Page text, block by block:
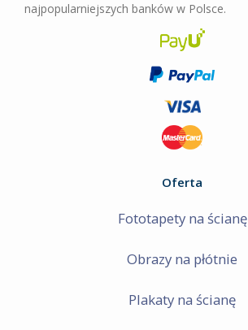
najpopularniejszych banków w Polsce.
Oferta
Fototapety na ścianę
Obrazy na płótnie
Plakaty na ścianę